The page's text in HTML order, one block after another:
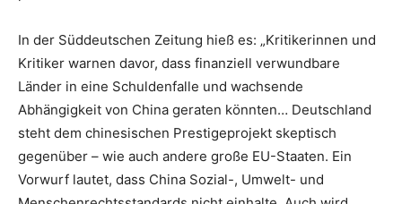
In der Süddeutschen Zeitung hieß es: „Kritikerinnen und
Kritiker warnen davor, dass finanziell verwundbare
Länder in eine Schuldenfalle und wachsende
Abhängigkeit von China geraten könnten… Deutschland
steht dem chinesischen Prestigeprojekt skeptisch
gegenüber – wie auch andere große EU-Staaten. Ein
Vorwurf lautet, dass China Sozial-, Umwelt- und